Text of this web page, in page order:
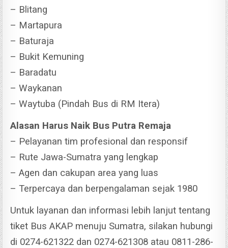
– Blitang
– Martapura
– Baturaja
– Bukit Kemuning
– Baradatu
– Waykanan
– Waytuba (Pindah Bus di RM Itera)
Alasan Harus Naik Bus Putra Remaja
– Pelayanan tim profesional dan responsif
– Rute Jawa-Sumatra yang lengkap
– Agen dan cakupan area yang luas
– Terpercaya dan berpengalaman sejak 1980
Untuk layanan dan informasi lebih lanjut tentang
tiket Bus AKAP menuju Sumatra, silakan hubungi
di 0274-621322 dan 0274-621308 atau 0811-286-